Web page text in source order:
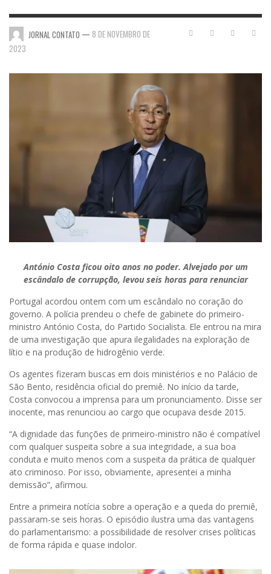
JORNAL CONTATO — 8 DE NOVEMBRO DE
2023
António Costa ficou oito anos no poder. Alvejado por um
escândalo de corrupção, levou seis horas para renunciar
Portugal acordou ontem com um escândalo no coração do
governo. A polícia prendeu o chefe de gabinete do primeiro-
ministro António Costa, do Partido Socialista. Ele entrou na mira
de uma investigação que apura ilegalidades na exploração de
lítio e na produção de hidrogênio verde.
Os agentes fizeram buscas em dois ministérios e no Palácio de
São Bento, residência oficial do premiê. No início da tarde,
Costa convocou a imprensa para um pronunciamento. Disse ser
inocente, mas renunciou ao cargo que ocupava desde 2015.
“A dignidade das funções de primeiro-ministro não é compatível
com qualquer suspeita sobre a sua integridade, a sua boa
conduta e muito menos com a suspeita da prática de qualquer
ato criminoso. Por isso, obviamente, apresentei a minha
demissão”, afirmou.
Entre a primeira notícia sobre a operação e a queda do premiê,
passaram-se seis horas. O episódio ilustra uma das vantagens
do parlamentarismo: a possibilidade de resolver crises políticas
de forma rápida e quase indolor.